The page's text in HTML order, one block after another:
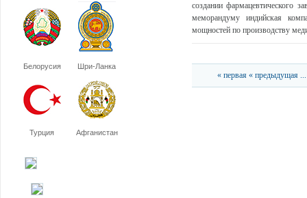
Белорусия Шри-Ланка
Турция Афганистан
создании фармацевтического
меморандуму индийская
мощностей по производству
« первая « предыдущая ...